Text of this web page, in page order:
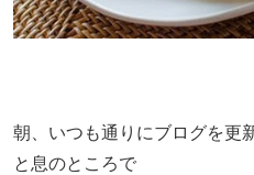
朝、いつも通りにブログを更
と息のところで